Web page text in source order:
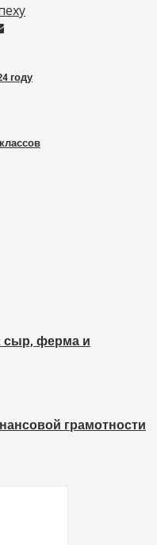
году
сыр, ферма и
грамотности